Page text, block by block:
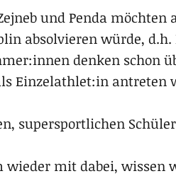
und Penda
absolvieren würde,
denken schon
Einzelathlet:in antreten
supersportlichen
mit dabei, wissen